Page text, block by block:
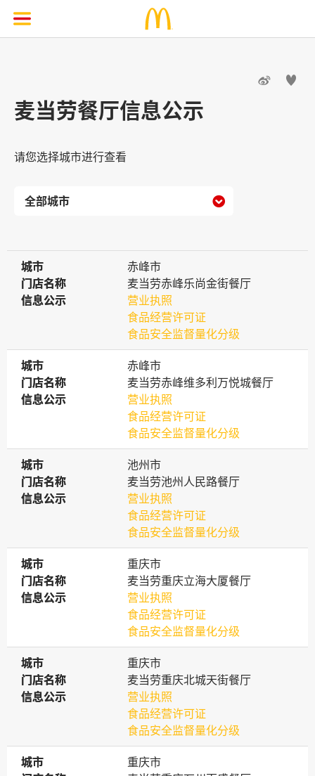
 
麦当劳餐厅信息公示
请您选择城市进行查看

城市
城市
赤峰市
门店名称
门店名称
麦当劳赤峰乐尚金街餐厅
信息公示
信息公示
营业执照
食品经营许可证
食品安全监督量化分级
城市
城市
赤峰市
门店名称
门店名称
麦当劳赤峰维多利万悦城餐厅
信息公示
信息公示
营业执照
食品经营许可证
食品安全监督量化分级
城市
城市
池州市
门店名称
门店名称
麦当劳池州人民路餐厅
信息公示
信息公示
营业执照
食品经营许可证
食品安全监督量化分级
城市
城市
重庆市
门店名称
门店名称
麦当劳重庆立海大厦餐厅
信息公示
信息公示
营业执照
食品经营许可证
食品安全监督量化分级
城市
城市
重庆市
门店名称
门店名称
麦当劳重庆北城天街餐厅
信息公示
信息公示
营业执照
食品经营许可证
食品安全监督量化分级
城市
城市
重庆市